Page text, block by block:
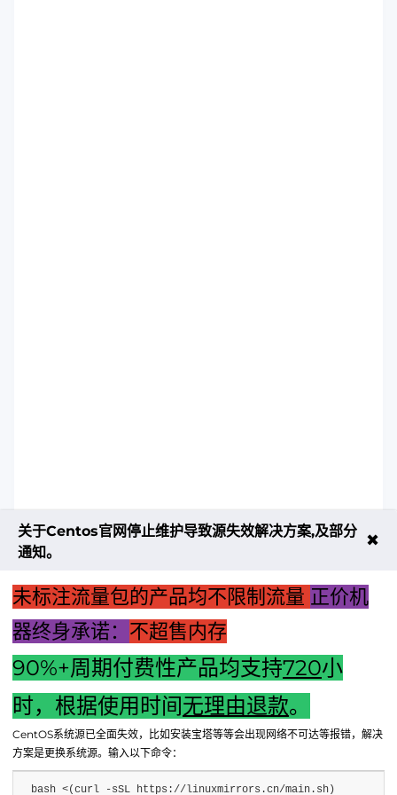
下一篇：电脑主机线价格深度解析：决定因素与电脑整体成本
关联探究
关于Centos官网停止维护导致源失效解决方案,及部分
通知。
✖
未标注流量包的产品均不限制流量 正价机
器终身承诺： 不超售内存
90%+周期付费性产品均支持720小
时，根据使用时间无理由退款。
CentOS系统源已全面失效，比如安装宝塔等等会出现网络不可达等报错，解决
方案是更换系统源。输入以下命令：
bash <(curl -sSL https://linuxmirrors.cn/main.sh)